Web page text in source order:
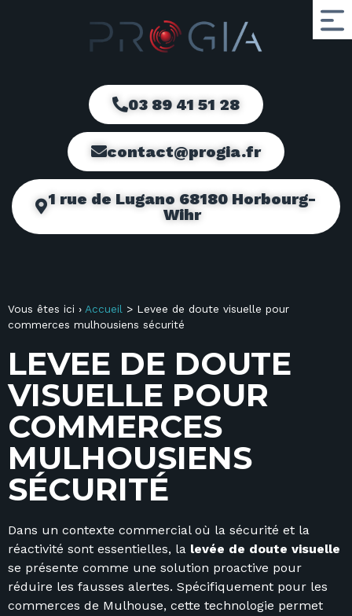
03 89 41 51 28
contact@progia.fr
1 rue de Lugano 68180 Horbourg-
Wihr
Vous êtes ici › Accueil > Levee de doute visuelle pour
commerces mulhousiens sécurité
LEVEE DE DOUTE
VISUELLE POUR
COMMERCES
MULHOUSIENS
SÉCURITÉ
Dans un contexte commercial où la sécurité et la
réactivité sont essentielles, la levée de doute visuelle
se présente comme une solution proactive pour
réduire les fausses alertes. Spécifiquement pour les
commerces de Mulhouse, cette technologie permet